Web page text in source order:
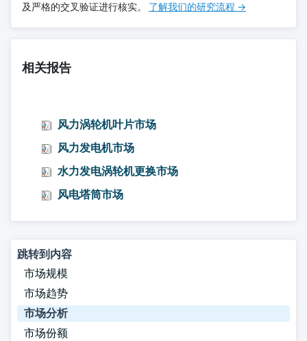
及严格的交叉验证进行核实。 了解我们的研究流程 →
相关报告
风力涡轮机叶片市场
风力发电机市场
水力发电涡轮机更换市场
风电塔筒市场
跳转到内容
市场规模
市场趋势
市场分析
市场份额